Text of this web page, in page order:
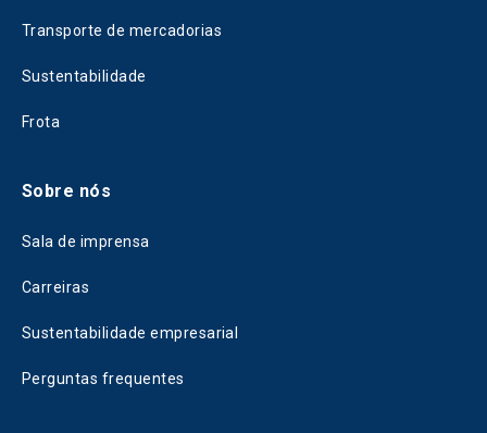
Transporte de mercadorias
Sustentabilidade
Frota
Sobre nós
Sala de imprensa
Carreiras
Sustentabilidade empresarial
Perguntas frequentes